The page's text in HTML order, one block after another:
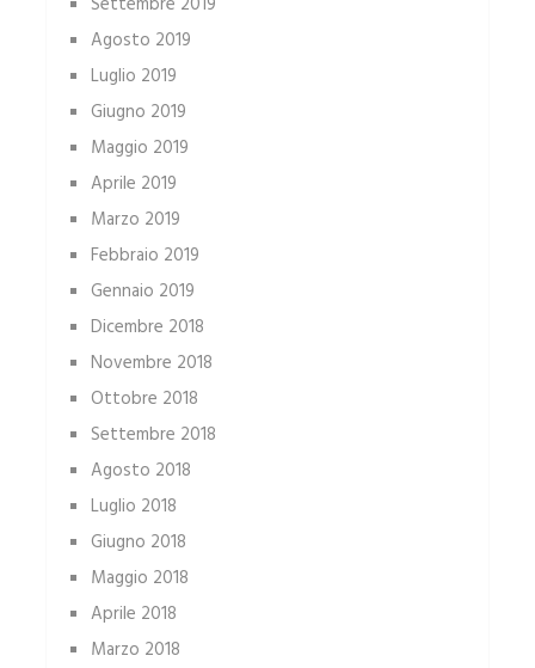
Agosto 2019
Luglio 2019
Giugno 2019
Maggio 2019
Aprile 2019
Marzo 2019
Febbraio 2019
Gennaio 2019
Dicembre 2018
Novembre 2018
Ottobre 2018
Settembre 2018
Agosto 2018
Luglio 2018
Giugno 2018
Maggio 2018
Aprile 2018
Marzo 2018